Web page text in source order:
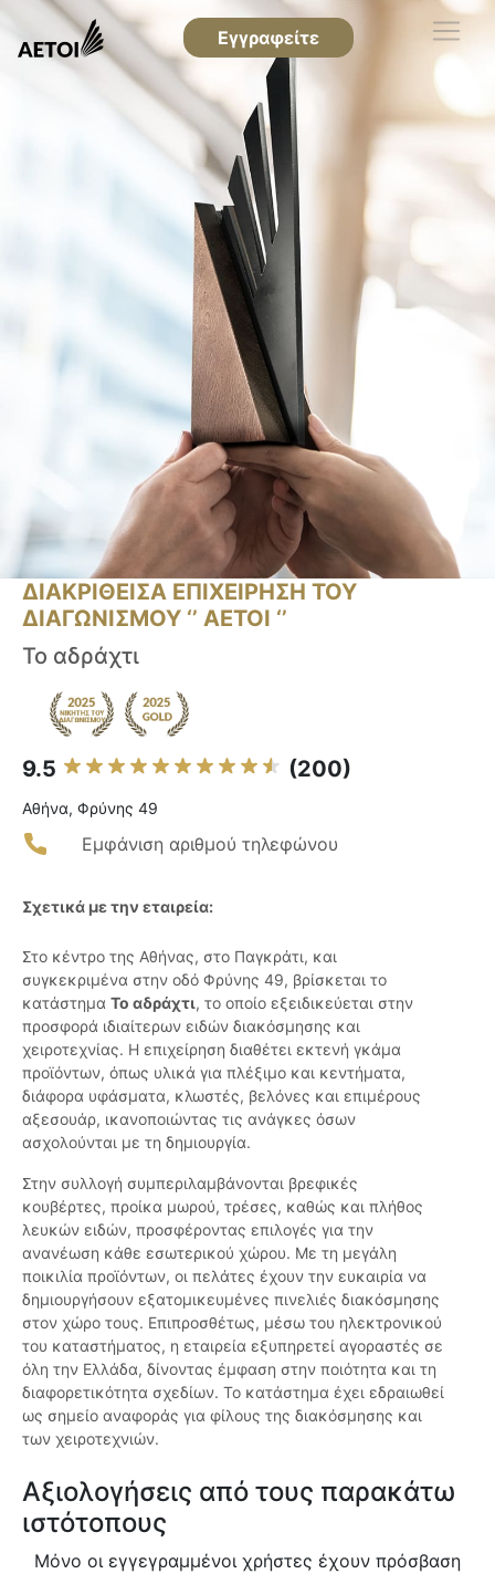
Εγγραφείτε
ΔΙΑΚΡΙΘΕΙΣΑ ΕΠΙΧΕΙΡΗΣΗ ΤΟΥ
ΔΙΑΓΩΝΙΣΜΟΥ ‘’ ΑΕΤΟΙ ‘’
Το αδράχτι
9.5 (200)
Αθήνα, Φρύνης 49
Εμφάνιση αριθμού τηλεφώνου
Σχετικά με την εταιρεία:
Στο κέντρο της Αθήνας, στο Παγκράτι, και
συγκεκριμένα στην οδό Φρύνης 49, βρίσκεται το
κατάστημα Το αδράχτι, το οποίο εξειδικεύεται στην
προσφορά ιδιαίτερων ειδών διακόσμησης και
χειροτεχνίας. Η επιχείρηση διαθέτει εκτενή γκάμα
προϊόντων, όπως υλικά για πλέξιμο και κεντήματα,
διάφορα υφάσματα, κλωστές, βελόνες και επιμέρους
αξεσουάρ, ικανοποιώντας τις ανάγκες όσων
ασχολούνται με τη δημιουργία.
Στην συλλογή συμπεριλαμβάνονται βρεφικές
κουβέρτες, προίκα μωρού, τρέσες, καθώς και πλήθος
λευκών ειδών, προσφέροντας επιλογές για την
ανανέωση κάθε εσωτερικού χώρου. Με τη μεγάλη
ποικιλία προϊόντων, οι πελάτες έχουν την ευκαιρία να
δημιουργήσουν εξατομικευμένες πινελιές διακόσμησης
στον χώρο τους. Επιπροσθέτως, μέσω του ηλεκτρονικού
του καταστήματος, η εταιρεία εξυπηρετεί αγοραστές σε
όλη την Ελλάδα, δίνοντας έμφαση στην ποιότητα και τη
διαφορετικότητα σχεδίων. Το κατάστημα έχει εδραιωθεί
ως σημείο αναφοράς για φίλους της διακόσμησης και
των χειροτεχνιών.
Αξιολογήσεις από τους παρακάτω
ιστότοπους
Μόνο οι εγγεγραμμένοι χρήστες έχουν πρόσβαση